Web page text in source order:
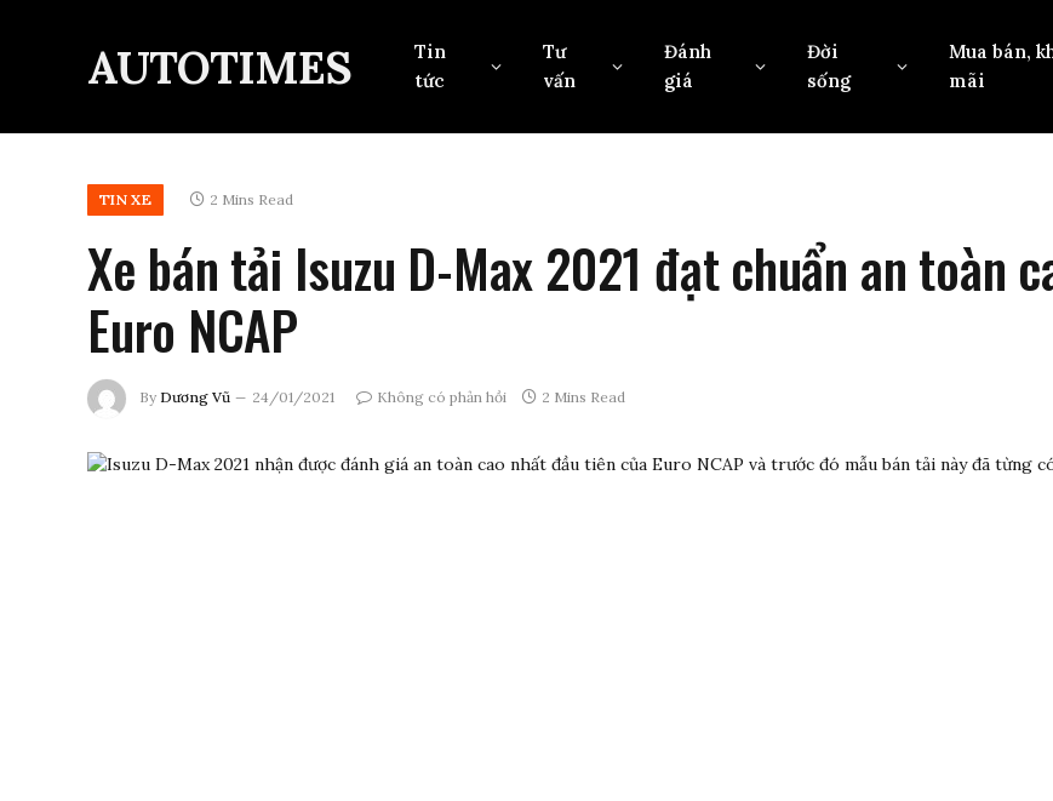
AUTOTIMES
Tin
tức
Tư
vấn
Đánh
giá
Đời
sống
Mua bán,
mãi
TIN XE 2 Mins Read
Xe bán tải Isuzu D-Max 2021 đạt chuẩn an toàn
Euro NCAP
By Dương Vũ 24/01/2021 Không có phản hồi 2 Mins Read